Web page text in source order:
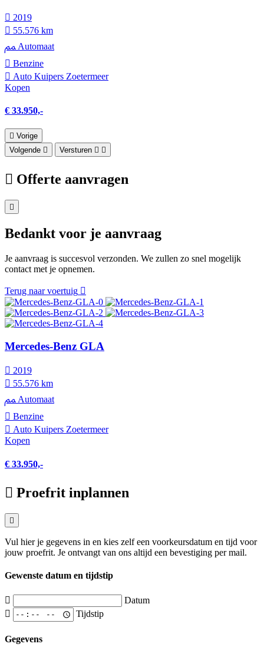
2019
55.576 km
Automaat
Benzine
Auto Kuipers Zoetermeer
Kopen
€ 33.950,-
Vorige
Volgende
Versturen
Offerte aanvragen
Bedankt voor je aanvraag
Je aanvraag is succesvol verzonden. We zullen zo snel mogelijk
contact met je opnemen.
Terug naar voertuig
Mercedes-Benz GLA
2019
55.576 km
Automaat
Benzine
Auto Kuipers Zoetermeer
Kopen
€ 33.950,-
Proefrit inplannen
Vul hier je gegevens in en kies zelf een voorkeursdatum en tijd voor
jouw proefrit. Je ontvangt van ons altijd een bevestiging per mail.
Gewenste datum en tijdstip
Datum
Tijdstip
Gegevens